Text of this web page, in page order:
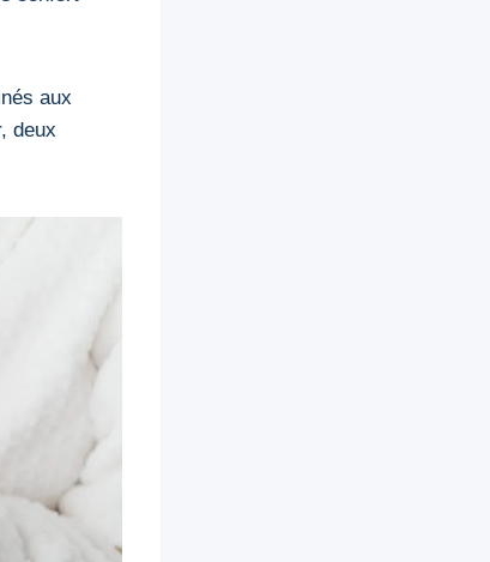
aux
deux